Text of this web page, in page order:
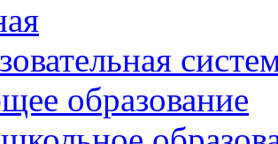
образование